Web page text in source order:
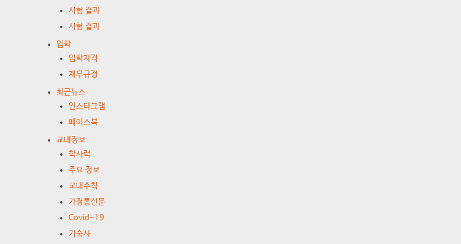
시험 결과
시험 결과
입학
입학자격
재무규정
최근뉴스
인스타그램
페이스북
교내정보
학사력
주요 정보
교내수칙
가정통신문
Covid-19
기숙사